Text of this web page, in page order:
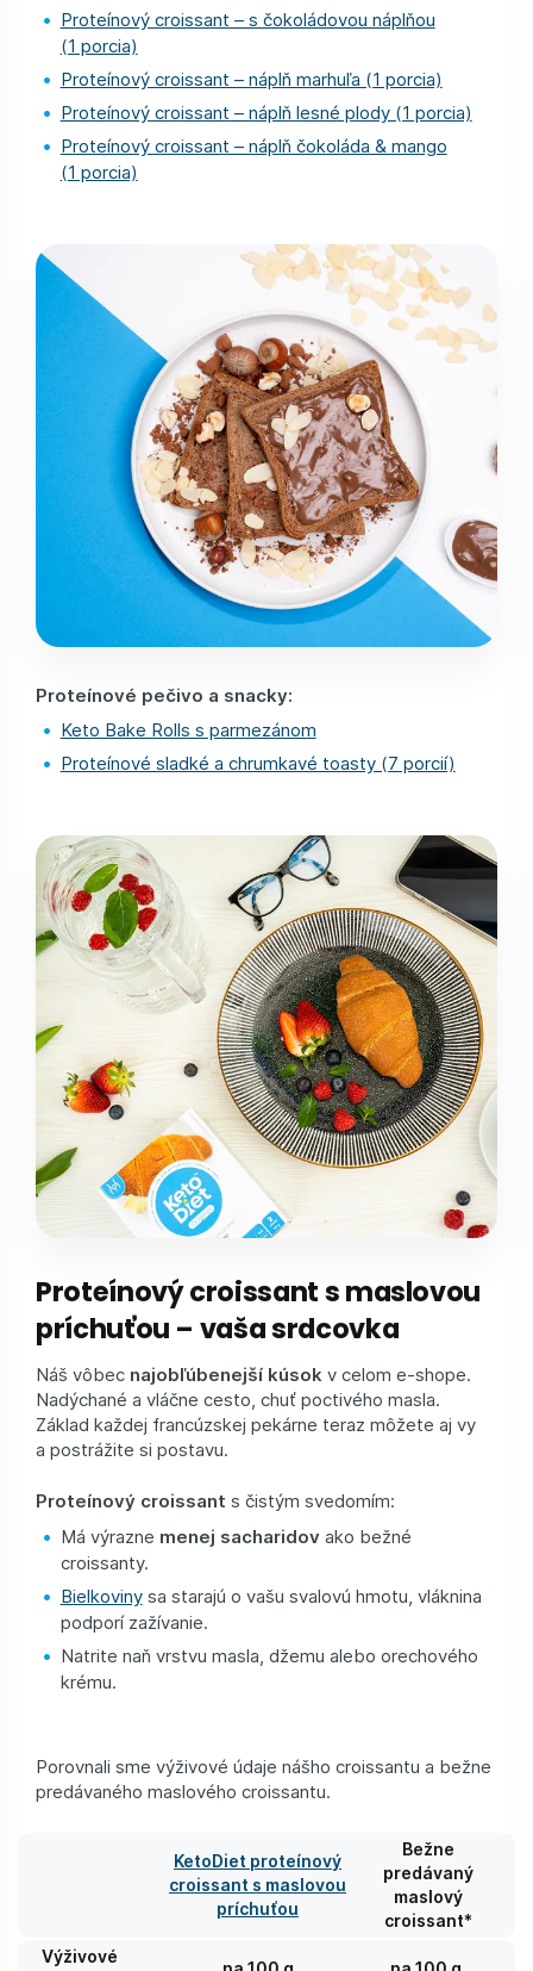
Proteínový croissant – s čokoládovou náplňou
(1 porcia)
Proteínový croissant – náplň marhuľa (1 porcia)
Proteínový croissant – náplň lesné plody (1 porcia)
Proteínový croissant – náplň čokoláda & mango
(1 porcia)
Proteínové pečivo a snacky:
Keto Bake Rolls s parmezánom
Proteínové sladké a chrumkavé toasty (7 porcií)
Proteínový croissant s maslovou
príchuťou – vaša srdcovka
Náš vôbec najobľúbenejší kúsok v celom e-shope.
Nadýchané a vláčne cesto, chuť poctivého masla.
Základ každej francúzskej pekárne teraz môžete aj vy
a postrážite si postavu.
Proteínový croissant s čistým svedomím:
Má výrazne menej sacharidov ako bežné
croissanty.
Bielkovinysa starajú o vašu svalovú hmotu, vláknina
podporí zažívanie.
Natrite naň vrstvu masla, džemu alebo orechového
krému.
Porovnali sme výživové údaje nášho croissantu a bežne
predávaného maslového croissantu.
KetoDiet proteínový
croissant s maslovou
príchuťou
Bežne
predávaný
maslový
croissant*
Výživové